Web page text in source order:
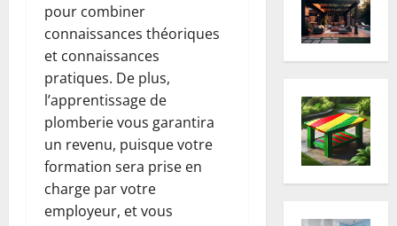
pour combiner
connaissances théoriques
et connaissances
pratiques. De plus,
l’apprentissage de
plomberie vous garantira
un revenu, puisque votre
formation sera prise en
charge par votre
employeur, et vous